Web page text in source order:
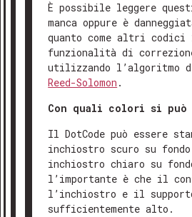
È possibile leggere
manca oppure è
quanto come altri codici
funzionalità di
utilizzando l’algoritmo
Reed-Solomon .
Con quali colori si può
Il DotCode può essere
inchiostro scuro su
inchiostro chiaro su
l’importante è che il
l’inchiostro e il
sufficientemente alto.